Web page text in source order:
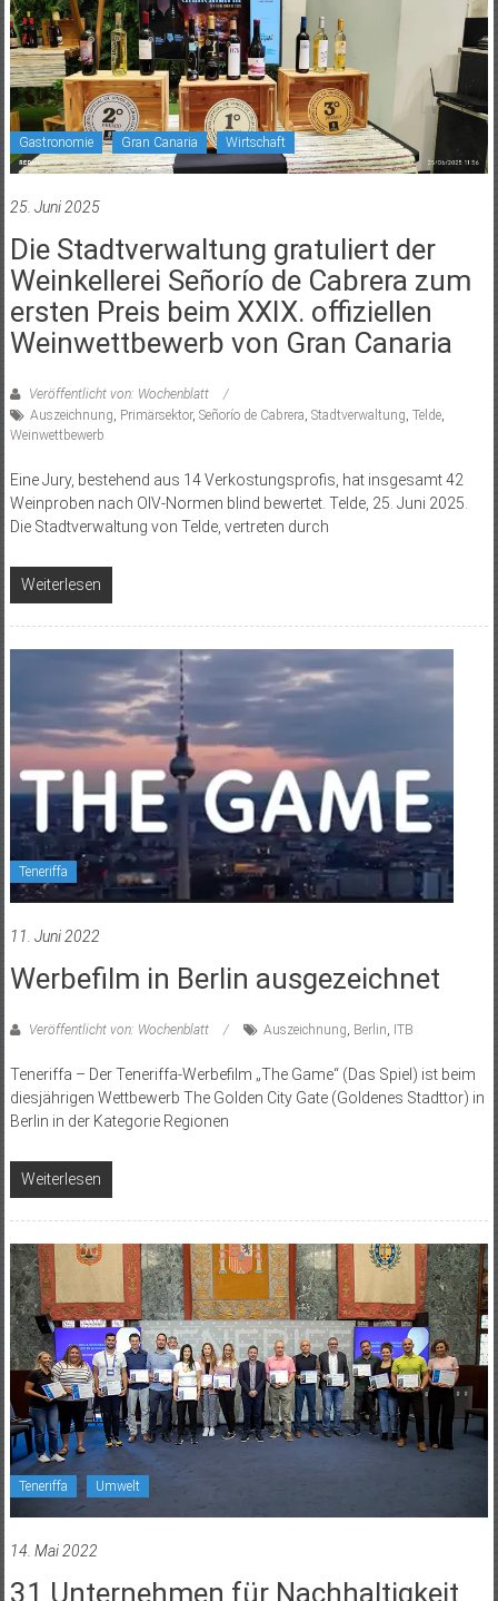
Gastronomie Gran Canaria Wirtschaft
25. Juni 2025
Die Stadtverwaltung gratuliert der
Weinkellerei Señorío de Cabrera zum
ersten Preis beim XXIX. offiziellen
Weinwettbewerb von Gran Canaria
Veröffentlicht von: Wochenblatt
Auszeichnung, Primärsektor, Señorío de Cabrera, Stadtverwaltung, Telde,
Weinwettbewerb
Eine Jury, bestehend aus 14 Verkostungsprofis, hat insgesamt 42
Weinproben nach OIV-Normen blind bewertet. Telde, 25. Juni 2025.
Die Stadtverwaltung von Telde, vertreten durch
Weiterlesen
Teneriffa
11. Juni 2022
Werbefilm in Berlin ausgezeichnet
Veröffentlicht von: Wochenblatt Auszeichnung, Berlin, ITB
Teneriffa – Der Teneriffa-Werbefilm „The Game“ (Das Spiel) ist beim
diesjährigen Wettbewerb The Golden City Gate ­(Goldenes Stadttor) in
Berlin in der Kategorie Regionen
Weiterlesen
Teneriffa Umwelt
14. Mai 2022
31 Unternehmen für Nachhaltigkeit